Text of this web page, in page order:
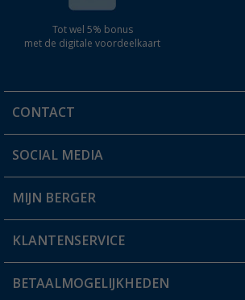
Tot wel 5% bonus
met de digitale voordeelkaart
CONTACT
Een vraag?
Winkel vinden
SOCIAL MEDIA
MIJN BERGER
Mijn account
Status bestelling
KLANTENSERVICE
FAQ & Contact
BETAALMOGELIJKHEDEN